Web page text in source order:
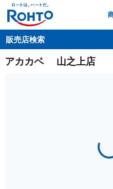
販売店検索
アカカベ 山之上店